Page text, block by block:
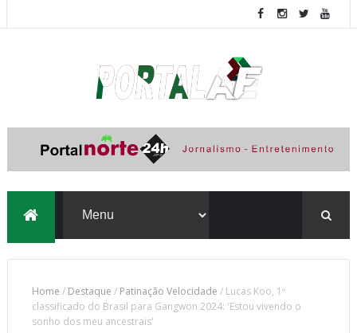
Home / Destaque / Patinação Velocidade / Lucas Koo, 1º
classificado do Brasil para Gangwon 2024: 'Estou vivendo o
sonho dos meu ancestrais'